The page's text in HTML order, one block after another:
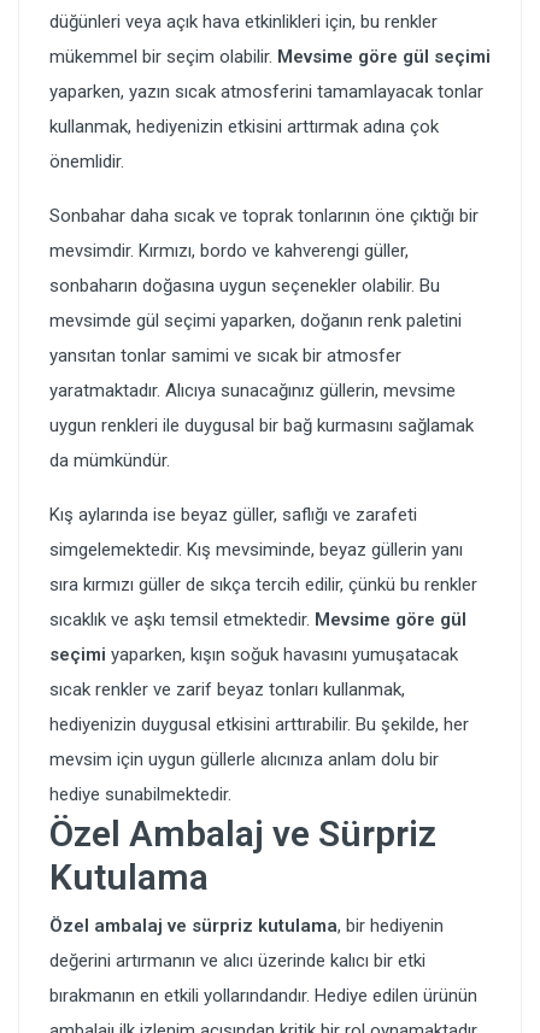
düğünleri veya açık hava etkinlikleri için, bu renkler
mükemmel bir seçim olabilir. Mevsime göre gül seçimi
yaparken, yazın sıcak atmosferini tamamlayacak tonlar
kullanmak, hediyenizin etkisini arttırmak adına çok
önemlidir.
Sonbahar daha sıcak ve toprak tonlarının öne çıktığı bir
mevsimdir. Kırmızı, bordo ve kahverengi güller,
sonbaharın doğasına uygun seçenekler olabilir. Bu
mevsimde gül seçimi yaparken, doğanın renk paletini
yansıtan tonlar samimi ve sıcak bir atmosfer
yaratmaktadır. Alıcıya sunacağınız güllerin, mevsime
uygun renkleri ile duygusal bir bağ kurmasını sağlamak
da mümkündür.
Kış aylarında ise beyaz güller, saflığı ve zarafeti
simgelemektedir. Kış mevsiminde, beyaz güllerin yanı
sıra kırmızı güller de sıkça tercih edilir, çünkü bu renkler
sıcaklık ve aşkı temsil etmektedir. Mevsime göre gül
seçimi yaparken, kışın soğuk havasını yumuşatacak
sıcak renkler ve zarif beyaz tonları kullanmak,
hediyenizin duygusal etkisini arttırabilir. Bu şekilde, her
mevsim için uygun güllerle alıcınıza anlam dolu bir
hediye sunabilmektedir.
Özel Ambalaj ve Sürpriz
Kutulama
Özel ambalaj ve sürpriz kutulama, bir hediyenin
değerini artırmanın ve alıcı üzerinde kalıcı bir etki
bırakmanın en etkili yollarındandır. Hediye edilen ürünün